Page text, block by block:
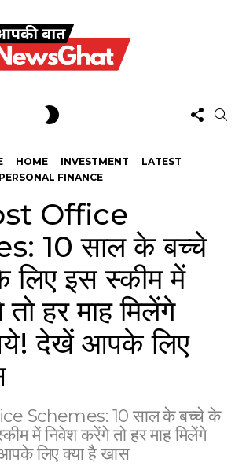
US
HOME INVESTMENT
LATEST
PERSONAL FINANCE
Office
10 साल के बच्चे
लिए इस स्कीम में
हर माह मिलेंगे
देखें आपके लिए
Schemes: 10 साल के बच्चे के
में निवेश करेंगे तो हर माह मिलेंगे
लिए क्या है खास